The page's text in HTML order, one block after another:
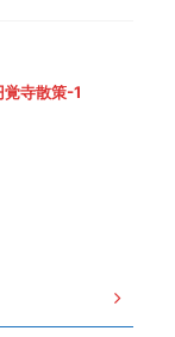
寺散策-1